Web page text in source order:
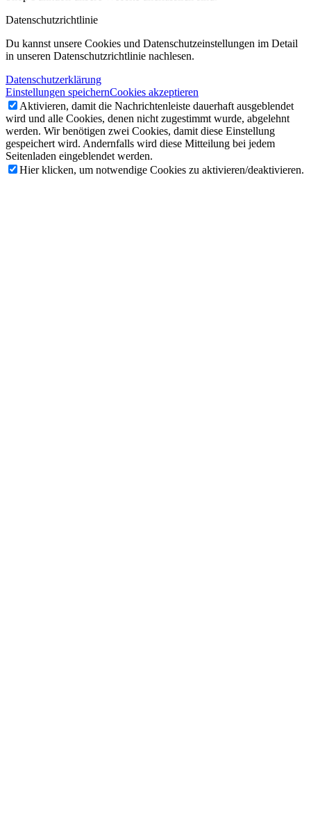
Datenschutzrichtlinie
Du kannst unsere Cookies und Datenschutzeinstellungen im Detail
in unseren Datenschutzrichtlinie nachlesen.
Datenschutzerklärung
Einstellungen speichernCookies akzeptieren
Aktivieren, damit die Nachrichtenleiste dauerhaft ausgeblendet
wird und alle Cookies, denen nicht zugestimmt wurde, abgelehnt
werden. Wir benötigen zwei Cookies, damit diese Einstellung
gespeichert wird. Andernfalls wird diese Mitteilung bei jedem
Seitenladen eingeblendet werden.
Hier klicken, um notwendige Cookies zu aktivieren/deaktivieren.